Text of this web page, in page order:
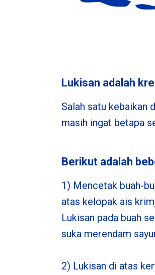
Lukisan adalah
Salah satu kebaikan
masih ingat betapa
Berikut adalah
1) Mencetak buah-
atas kelopak ais
Lukisan pada buah
suka merendam
2) Lukisan di atas